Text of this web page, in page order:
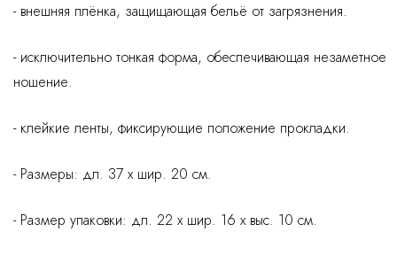
- внешняя плёнка, защищающая бельё от загрязнения.
- исключительно тонкая форма, обеспечивающая незаметное
ношение.
- клейкие ленты, фиксирующие положение прокладки.
- Размеры: дл. 37 x шир. 20 см.
- Размер упаковки: дл. 22 x шир. 16 x выс. 10 см.